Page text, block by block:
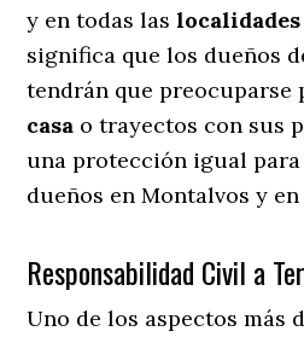
y en todas laslocalidades
significa que los dueños
tendrán que preocuparse
casa o trayectos con sus
una protección igual para
dueños en Montalvos y
Responsabilidad Civil a
Uno de los aspectos más